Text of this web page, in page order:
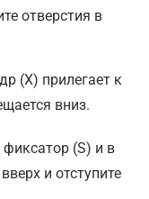
отверстия в
(X) прилегает к
вниз.
фиксатор (S) и в
и отступите